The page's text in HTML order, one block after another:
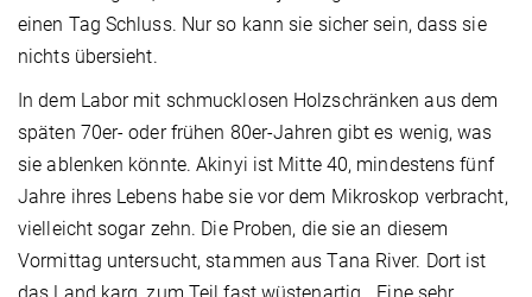
einen Tag Schluss. Nur so kann sie sicher sein, dass sie
nichts übersieht.
In dem Labor mit schmucklosen Holzschränken aus dem
späten 70er- oder frühen 80er-Jahren gibt es wenig, was
sie ablenken könnte. Akinyi ist Mitte 40, mindestens fünf
Jahre ihres Lebens habe sie vor dem Mikroskop verbracht,
vielleicht sogar zehn. Die Proben, die sie an diesem
Vormittag untersucht, stammen aus Tana River. Dort ist